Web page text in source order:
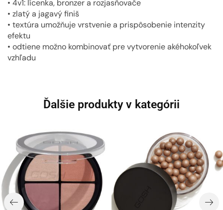
• 4v1: lícenka, bronzer a rozjasňovače
• zlatý a jagavý finiš
• textúra umožňuje vrstvenie a prispôsobenie intenzity
efektu
• odtiene možno kombinovať pre vytvorenie akéhokoľvek
vzhľadu
Ďalšie produkty v kategórii